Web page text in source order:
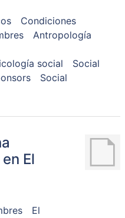
Condiciones
Antropología
social
Social
Social
El
El